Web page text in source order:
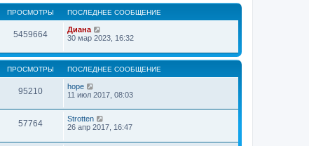
ПРОСМОТРЫ ПОСЛЕДНЕЕ СООБЩЕНИЕ
5459664
Диана
30 мар 2023, 16:32
ПРОСМОТРЫ ПОСЛЕДНЕЕ СООБЩЕНИЕ
95210
hope
11 июл 2017, 08:03
57764
Strotten
26 апр 2017, 16:47